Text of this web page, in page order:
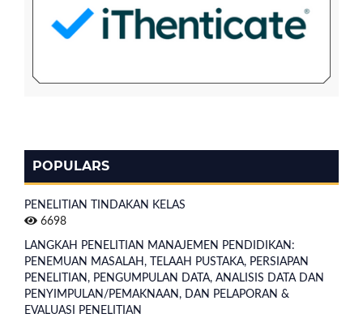
POPULARS
PENELITIAN TINDAKAN KELAS
6698
LANGKAH PENELITIAN MANAJEMEN PENDIDIKAN:
PENEMUAN MASALAH, TELAAH PUSTAKA, PERSIAPAN
PENELITIAN, PENGUMPULAN DATA, ANALISIS DATA DAN
PENYIMPULAN/PEMAKNAAN, DAN PELAPORAN &
EVALUASI PENELITIAN